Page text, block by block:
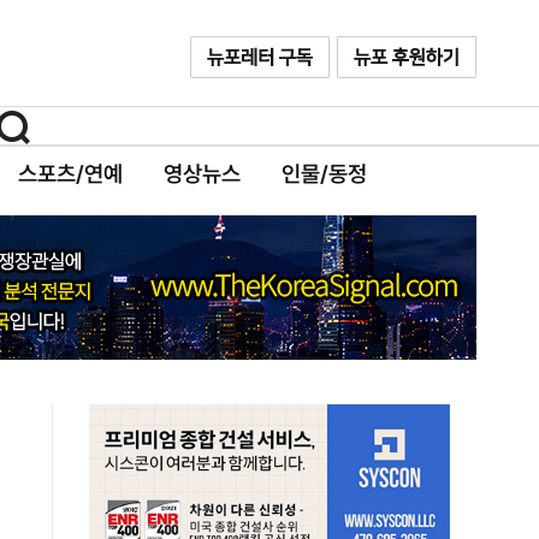
스포츠/연예 영상뉴스 인물/동정